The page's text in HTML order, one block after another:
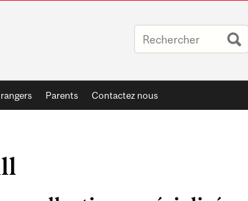
Parents Contactez nous